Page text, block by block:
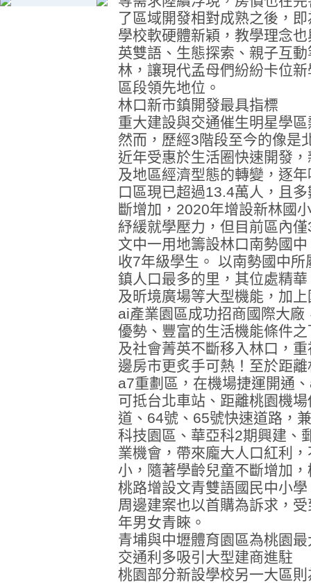
了區域開發相對成熟之後，
學校軟硬體新穎，教學理念
英雙語、生態探索、親子互
林，讓現代孟母們紛紛卡位
區段領先地位。
林口新市鎮開發最具指標
重大建設與交通催生明星學區
然而，歷經3階段至今的像是
近年受惠於生活圈快速開發
及地區經濟型態的轉變，逐
口區現已超過13.4萬人，且
斷增加，2020年增設新林國
紓緩就學壓力，但目前區內
文中一用地籌設林口南勢國
收7年級學生。 以南勢國中
鎮人口最多的里，其位處精
及昕境廣場等大型機能，加
ai產業園區成功招商國際大
優勢、豐富的生活機能條件
及社會菁英不斷移入林口，
邊房市更炙手可熱！至於距
a7重劃區，在機場捷運開通
可抵台北車站、距離桃園機
道、64號、65號快速道路，
科技園區、華亞科2期興建、
業機會，帶來龐大人口紅利
小，隨著學齡兒童不斷增加
桃路增設文青雙語國民中小
周邊建案也以首購為訴求，
年男女青睞。
青埔與中壢體育園區為桃園
交通利多吸引大型建商進駐
桃園部分新設學校另一大區